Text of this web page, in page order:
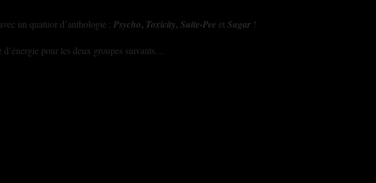
un quatuor d’anthologie : Psycho, Toxicity, Suite-Pee etSugar !
d’énergie pour les deux groupes suivants…